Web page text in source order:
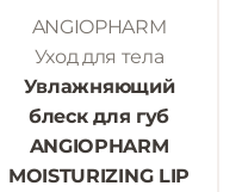
ANGIOPHARM
Уход для тела
Увлажняющий
блеск для губ
ANGIOPHARM
MOISTURIZING LIP